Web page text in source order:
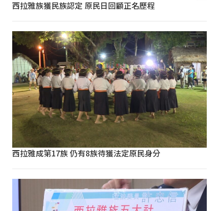
西拉雅族獲民族認定 原民日回顧正名歷程
西拉雅成第17族 仍有8族待獲法定原民身分